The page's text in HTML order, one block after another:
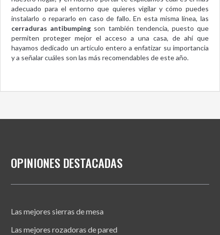
adecuado para el entorno que quieres vigilar y cómo puedes
instalarlo o repararlo en caso de fallo. En esta misma línea, las
cerraduras antibumping son también tendencia, puesto que
permiten proteger mejor el acceso a una casa, de ahí que
hayamos dedicado un artículo entero a enfatizar su importancia
y a señalar cuáles son las más recomendables de este año.
OPINIONES DESTACADAS
Las mejores sierras de mesa
Las mejores rozadoras de pared